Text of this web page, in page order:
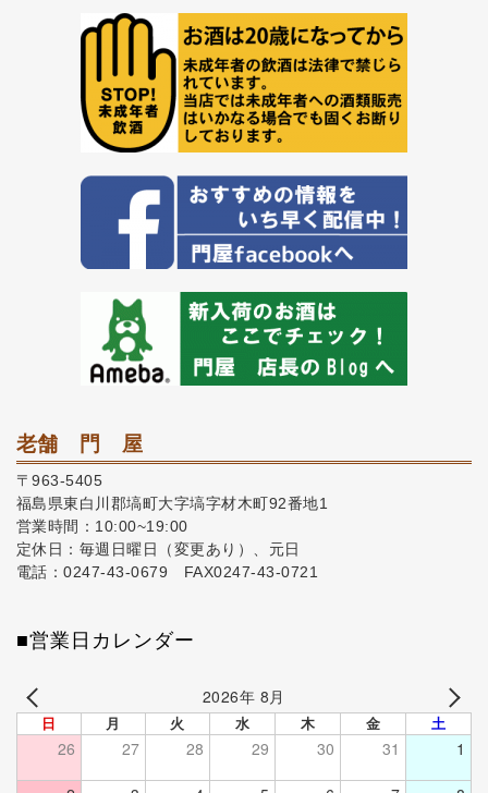
老舗 門 屋
〒963-5405
福島県東白川郡塙町大字塙字材木町92番地1
営業時間：10:00~19:00
定休日：毎週日曜日（変更あり）、元日
電話：0247-43-0679 FAX0247-43-0721
■営業日カレンダー
2026年 8月
日 月 火 水 木 金 土
26 27 28 29 30 31 1